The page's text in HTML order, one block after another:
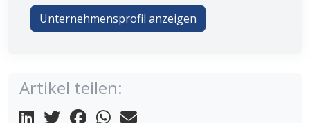
Unternehmensprofil anzeigen
Artikel teilen: